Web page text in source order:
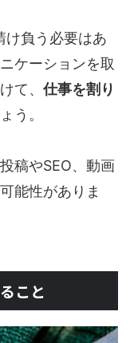
け負う必要はあ
ケーションを取
て、 仕事を割り
う。
稿やSEO、動画
能性がありま
こと